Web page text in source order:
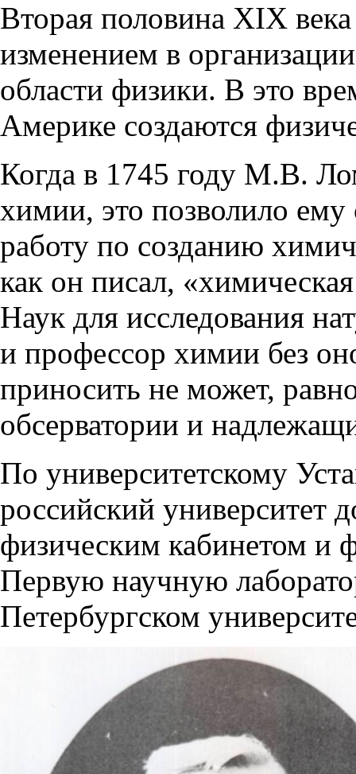
Вторая половина XIX
изменением в
области физики. В это
Америке создаются
Когда в 1745 году М.В.
химии, это позволило
работу по созданию
как он писал,
Наук для исследования
и профессор химии без
приносить не может,
обсерватории и
По университетскому
российский университет
физическим кабинетом и
Первую научную
Петербургском